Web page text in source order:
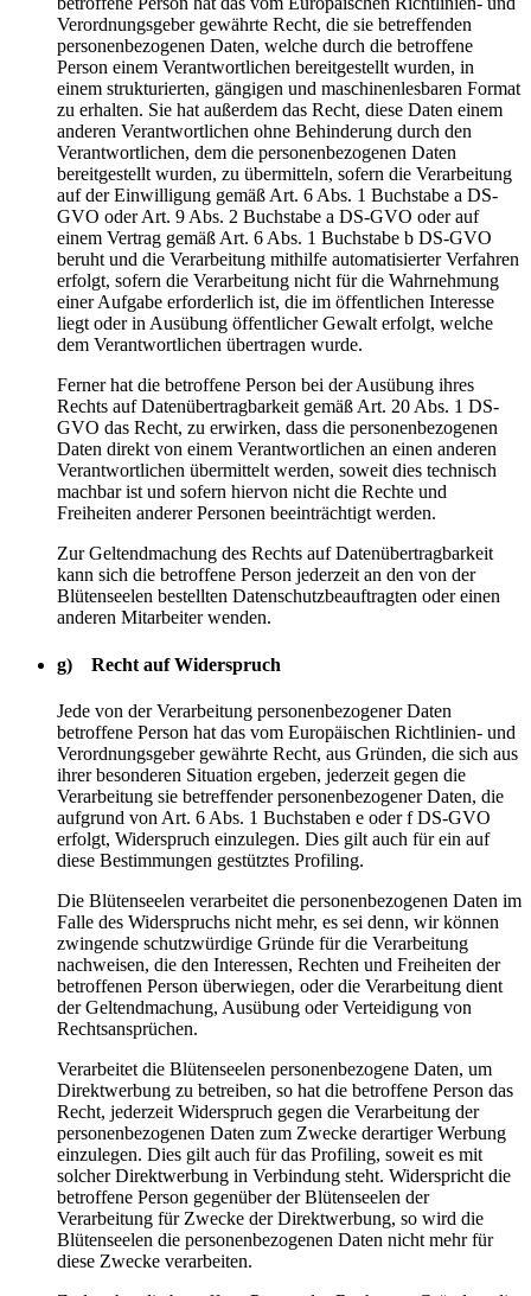
Verordnungsgeber gewährte Recht, die sie betreffenden
personenbezogenen Daten, welche durch die betroffene
Person einem Verantwortlichen bereitgestellt wurden, in
einem strukturierten, gängigen und maschinenlesbaren Format
zu erhalten. Sie hat außerdem das Recht, diese Daten einem
anderen Verantwortlichen ohne Behinderung durch den
Verantwortlichen, dem die personenbezogenen Daten
bereitgestellt wurden, zu übermitteln, sofern die Verarbeitung
auf der Einwilligung gemäß Art. 6 Abs. 1 Buchstabe a DS-
GVO oder Art. 9 Abs. 2 Buchstabe a DS-GVO oder auf
einem Vertrag gemäß Art. 6 Abs. 1 Buchstabe b DS-GVO
beruht und die Verarbeitung mithilfe automatisierter Verfahren
erfolgt, sofern die Verarbeitung nicht für die Wahrnehmung
einer Aufgabe erforderlich ist, die im öffentlichen Interesse
liegt oder in Ausübung öffentlicher Gewalt erfolgt, welche
dem Verantwortlichen übertragen wurde.
Ferner hat die betroffene Person bei der Ausübung ihres
Rechts auf Datenübertragbarkeit gemäß Art. 20 Abs. 1 DS-
GVO das Recht, zu erwirken, dass die personenbezogenen
Daten direkt von einem Verantwortlichen an einen anderen
Verantwortlichen übermittelt werden, soweit dies technisch
machbar ist und sofern hiervon nicht die Rechte und
Freiheiten anderer Personen beeinträchtigt werden.
Zur Geltendmachung des Rechts auf Datenübertragbarkeit
kann sich die betroffene Person jederzeit an den von der
Blütenseelen bestellten Datenschutzbeauftragten oder einen
anderen Mitarbeiter wenden.
g) Recht auf Widerspruch
Jede von der Verarbeitung personenbezogener Daten
betroffene Person hat das vom Europäischen Richtlinien- und
Verordnungsgeber gewährte Recht, aus Gründen, die sich aus
ihrer besonderen Situation ergeben, jederzeit gegen die
Verarbeitung sie betreffender personenbezogener Daten, die
aufgrund von Art. 6 Abs. 1 Buchstaben e oder f DS-GVO
erfolgt, Widerspruch einzulegen. Dies gilt auch für ein auf
diese Bestimmungen gestütztes Profiling.
Die Blütenseelen verarbeitet die personenbezogenen Daten im
Falle des Widerspruchs nicht mehr, es sei denn, wir können
zwingende schutzwürdige Gründe für die Verarbeitung
nachweisen, die den Interessen, Rechten und Freiheiten der
betroffenen Person überwiegen, oder die Verarbeitung dient
der Geltendmachung, Ausübung oder Verteidigung von
Rechtsansprüchen.
Verarbeitet die Blütenseelen personenbezogene Daten, um
Direktwerbung zu betreiben, so hat die betroffene Person das
Recht, jederzeit Widerspruch gegen die Verarbeitung der
personenbezogenen Daten zum Zwecke derartiger Werbung
einzulegen. Dies gilt auch für das Profiling, soweit es mit
solcher Direktwerbung in Verbindung steht. Widerspricht die
betroffene Person gegenüber der Blütenseelen der
Verarbeitung für Zwecke der Direktwerbung, so wird die
Blütenseelen die personenbezogenen Daten nicht mehr für
diese Zwecke verarbeiten.